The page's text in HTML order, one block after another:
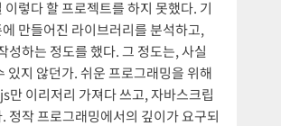
이렇다 할 프로젝트를 하지 못했다. 기
만들어진 라이브러리를 분석하고,
성하는 정도를 했다. 그 정도는, 사실
있지 않던가. 쉬운 프로그래밍을 위해
만 이리저리 가져다 쓰고, 자바스크립
정작 프로그래밍에서의 깊이가 요구되